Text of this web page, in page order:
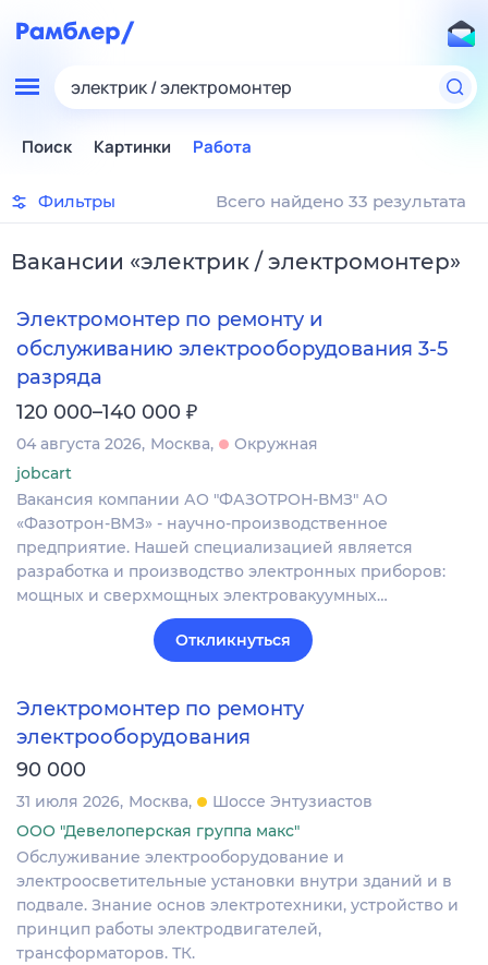
электрик / электромонтер
Поиск Картинки Работа
Фильтры Всего найдено 33 результата
Вакансии «электрик / электромонтер»
Электромонтер по ремонту и
обслуживанию электрооборудования 3-5
разряда
120 000–140 000 ₽
04 августа 2026 Москва
Окружная
jobcart
Вакансия компании АО "ФАЗОТРОН-ВМЗ" АО
«Фазотрон-ВМЗ» - научно-производственное
предприятие. Нашей специализацией является
разработка и производство электронных приборов:
мощных и сверхмощных электровакуумных…
Откликнуться
Электромонтер по ремонту
электрооборудования
90 000
31 июля 2026 Москва
Шоссе Энтузиастов
ООО "Девелоперская группа макс"
Обслуживание электрооборудование и
электроосветительные установки внутри зданий и в
подвале. Знание основ электротехники, устройство и
принцип работы электродвигателей,
трансформаторов. ТК.